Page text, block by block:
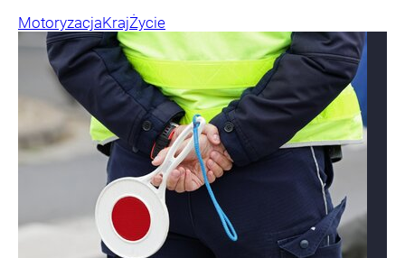
MotoryzacjaKrajŻycie